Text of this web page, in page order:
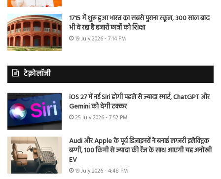
1715 में शुरू हुआ भारत का सबसे पुराना स्कूल, 300 साल बाद
भी दे रहा है हजारों छात्रों को शिक्षा
19 July 2026 - 7:14 PM
टेक्नोलॉजी
iOS 27 में नई Siri होगी पहले से ज्यादा स्मार्ट, ChatGPT और
Gemini को देगी टक्कर
25 July 2026 - 7:52 PM
Audi और Apple के पूर्व डिजाइनरों ने बनाई लग्जरी इलेक्ट्रिक
बग्गी, 100 किमी से ज्यादा की रेंज के साथ आएगी यह अनोखी
EV
19 July 2026 - 4:48 PM